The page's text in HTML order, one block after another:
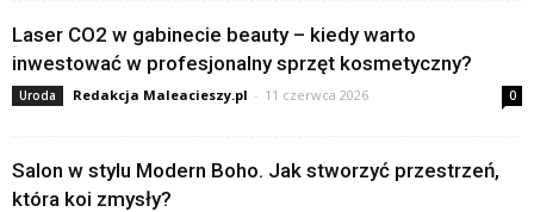
Laser CO2 w gabinecie beauty – kiedy warto
inwestować w profesjonalny sprzęt kosmetyczny?
Uroda Redakcja Maleacieszy.pl - 11 czerwca 2026 0
Salon w stylu Modern Boho. Jak stworzyć przestrzeń,
która koi zmysły?